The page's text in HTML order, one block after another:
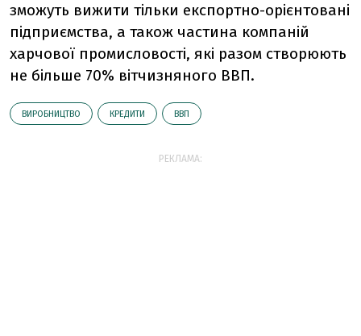
зможуть вижити тільки експортно-орієнтовані
підприємства, а також частина компаній
харчової промисловості, які разом створюють
не більше 70% вітчизняного ВВП.
ВИРОБНИЦТВО КРЕДИТИ ВВП
РЕКЛАМА: